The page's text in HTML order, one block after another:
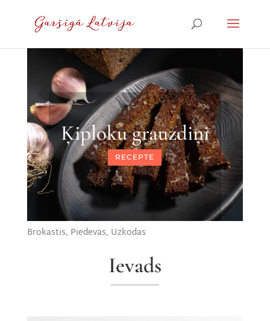
Ķiploku grauzdiņi
RECEPTE
Brokastis, Piedevas, Uzkodas
Ievads